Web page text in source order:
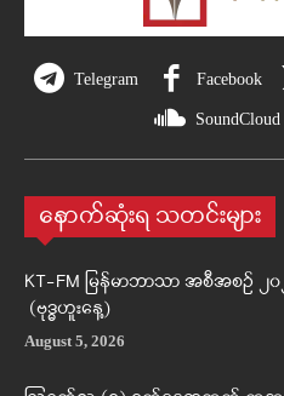
Telegram Facebook
SoundCloud
နောက်ဆုံးရ သတင်းများ
KT-FM မြန်မာဘာသာ အစီအစဉ်
(ဗုဒ္ဓဟူးနေ့)
August 5, 2026